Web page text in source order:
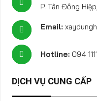
P. Tân Đông
Email:
Hotline:094
DỊCH VỤ CUNG CẤP